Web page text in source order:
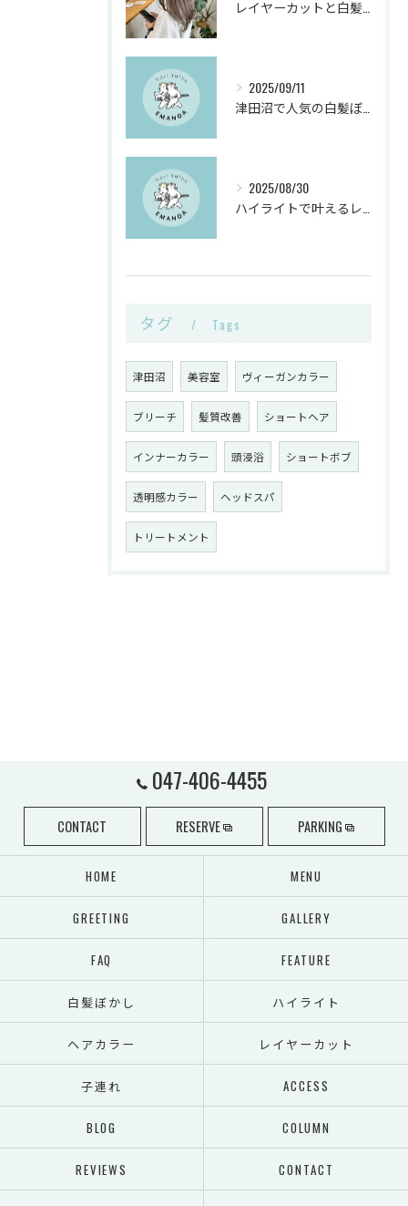
2025/09/11
2025/08/30
タグ Tags
津田沼 美容室 ヴィーガンカラー
ブリーチ 髪質改善 ショートヘア
インナーカラー 頭浸浴 ショートボブ
透明感カラー ヘッドスパ
トリートメント
047-406-4455
CONTACT RESERVE PARKING
HOME MENU
GREETING GALLERY
FAQ FEATURE
白髪ぼかし ハイライト
ヘアカラー レイヤーカット
子連れ ACCESS
BLOG COLUMN
REVIEWS CONTACT